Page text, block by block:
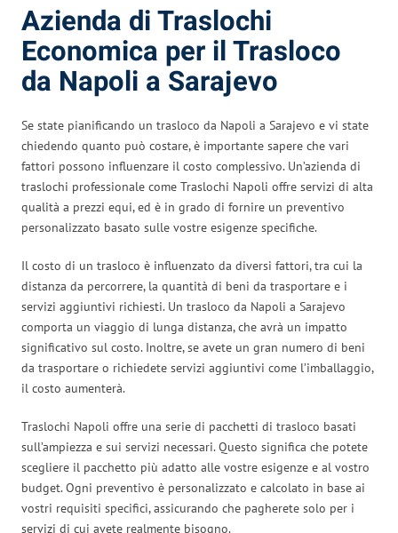
Azienda di Traslochi
Economica per il Trasloco
da Napoli a Sarajevo
Se state pianificando un trasloco da Napoli a Sarajevo e vi state
chiedendo quanto può costare, è importante sapere che vari
fattori possono influenzare il costo complessivo. Un’azienda di
traslochi professionale come Traslochi Napoli offre servizi di alta
qualità a prezzi equi, ed è in grado di fornire un preventivo
personalizzato basato sulle vostre esigenze specifiche.
Il costo di un trasloco è influenzato da diversi fattori, tra cui la
distanza da percorrere, la quantità di beni da trasportare e i
servizi aggiuntivi richiesti. Un trasloco da Napoli a Sarajevo
comporta un viaggio di lunga distanza, che avrà un impatto
significativo sul costo. Inoltre, se avete un gran numero di beni
da trasportare o richiedete servizi aggiuntivi come l’imballaggio,
il costo aumenterà.
Traslochi Napoli offre una serie di pacchetti di trasloco basati
sull’ampiezza e sui servizi necessari. Questo significa che potete
scegliere il pacchetto più adatto alle vostre esigenze e al vostro
budget. Ogni preventivo è personalizzato e calcolato in base ai
vostri requisiti specifici, assicurando che pagherete solo per i
servizi di cui avete realmente bisogno.